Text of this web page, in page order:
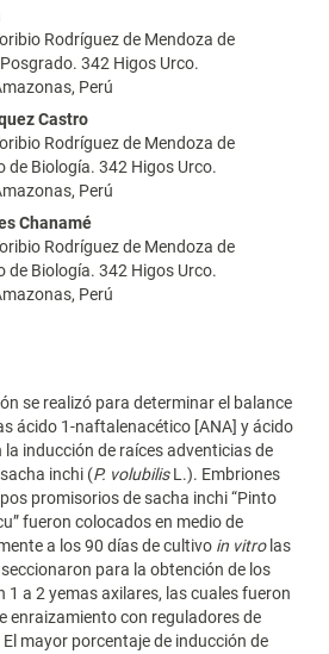
Rodríguez de Mendoza de
342 Higos Urco.
Perú
Castro
Rodríguez de Mendoza de
Biología. 342 Higos Urco.
Perú
Chanamé
Rodríguez de Mendoza de
Biología. 342 Higos Urco.
Perú
se realizó para determinar el balance
ácido 1-naftalenacético [ANA] y ácido
inducción de raíces adventicias de
inchi (P. volubilisL.). Embriones
promisorios de sacha inchi “Pinto
fueron colocados en medio de
a los 90 días de cultivo in vitro las
para la obtención de los
1 a 2 yemas axilares, las cuales fueron
enraizamiento con reguladores de
mayor porcentaje de inducción de